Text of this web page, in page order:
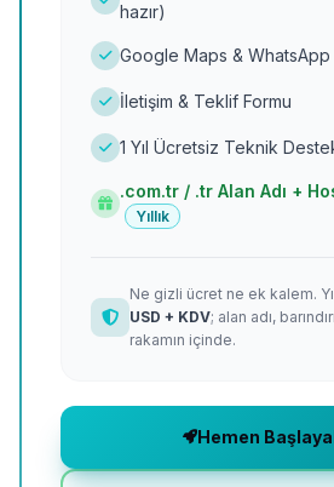
hazır)
Google Maps &
İletişim & Teklif Formu
1 Yıl Ücretsiz Teknik
.com.tr / .tr Alan Adı +
Yıllık
Ne gizli ücret ne ek kalem.
USD + KDV; alan adı,
rakamın içinde.
Hemen